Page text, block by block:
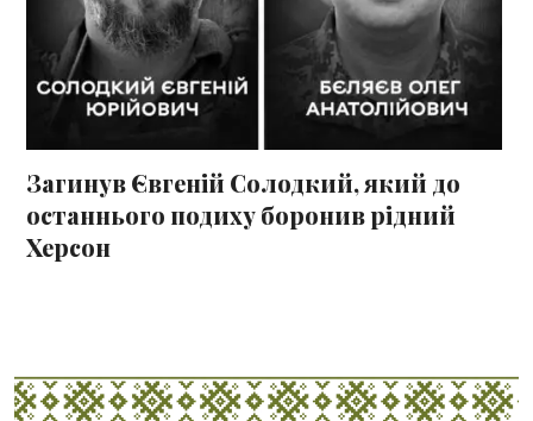
Загинув Євгеній Солодкий, який до
останнього подиху боронив рідний
Херсон